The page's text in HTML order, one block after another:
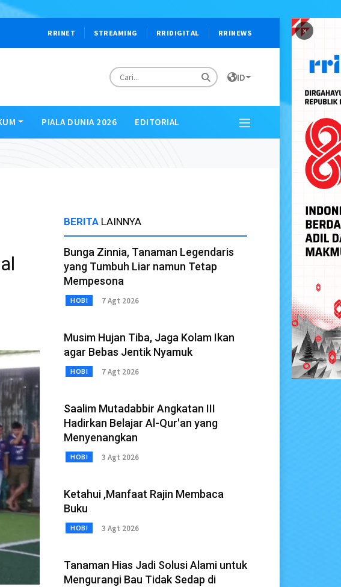
×
RRINET STREAMING RRIDIGITAL RRINEWS
ID
PIALA DUNIA 2026 EDITORIAL
BERITA LAINNYA
Bunga Zinnia, Tanaman Legendaris
yang Tumbuh Liar namun Tetap
Mempesona
HOBI 7 Agt 2026
Musim Hujan Tiba, Jaga Kolam Ikan
agar Bebas Jentik Nyamuk
HOBI 7 Agt 2026
Saalim Mutadabbir Angkatan III
Hadirkan Belajar Al-Qur'an yang
Menyenangkan
HOBI 3 Agt 2026
Ketahui ,Manfaat Rajin Membaca
Buku
HOBI 3 Agt 2026
Tanaman Hias Jadi Solusi Alami untuk
Mengurangi Bau Tidak Sedap di